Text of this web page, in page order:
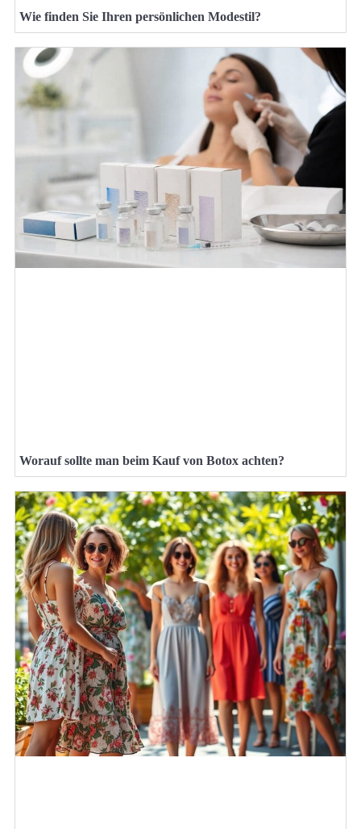
Wie finden Sie Ihren persönlichen Modestil?
Worauf sollte man beim Kauf von Botox achten?